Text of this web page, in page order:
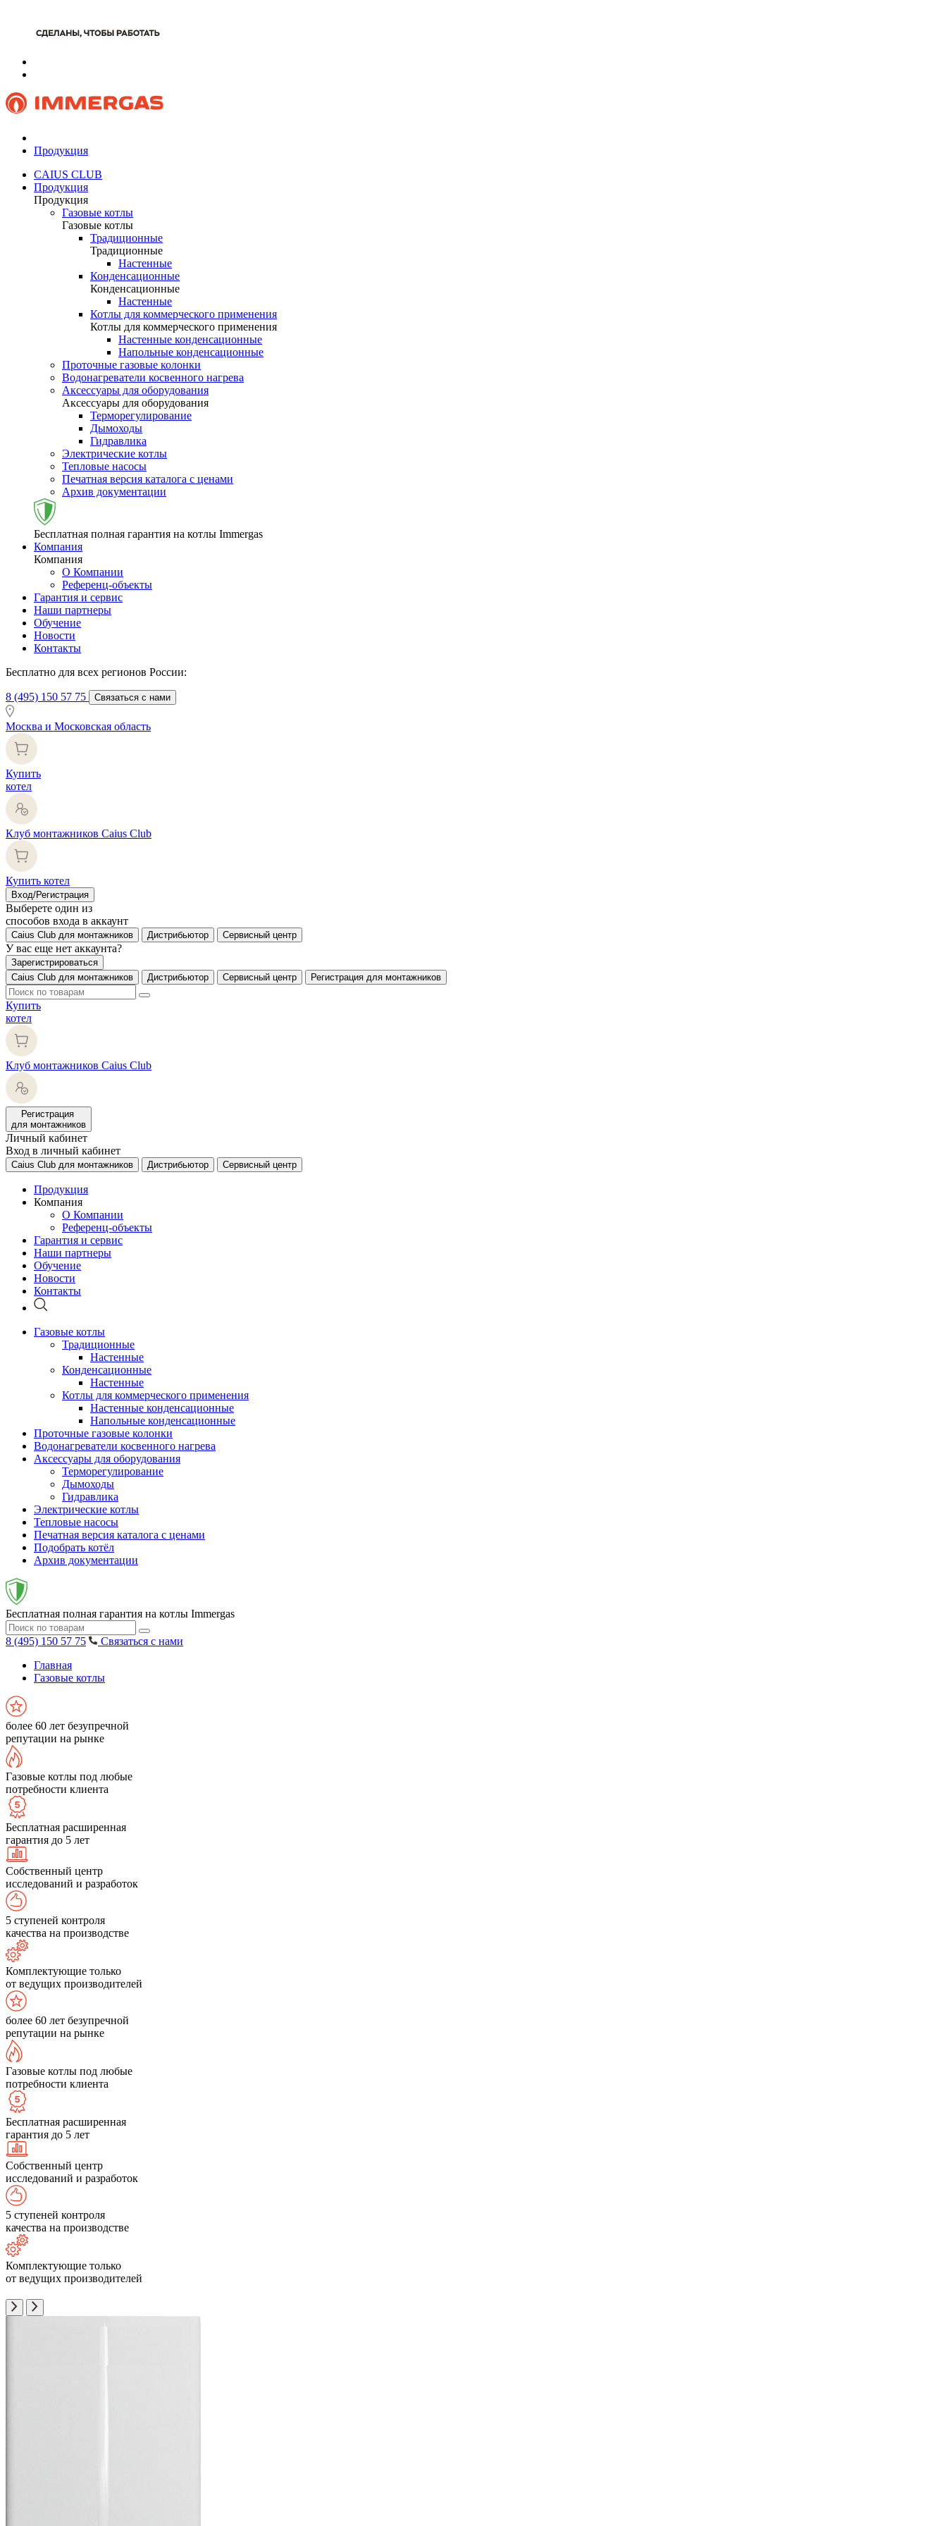
Продукция
CAIUS CLUB
Продукция
Продукция
Газовые котлы
Газовые котлы
Традиционные
Традиционные
Настенные
Конденсационные
Конденсационные
Настенные
Котлы для коммерческого применения
Котлы для коммерческого применения
Настенные конденсационные
Напольные конденсационные
Проточные газовые колонки
Водонагреватели косвенного нагрева
Аксессуары для оборудования
Аксессуары для оборудования
Терморегулирование
Дымоходы
Гидравлика
Электрические котлы
Тепловые насосы
Печатная версия каталога с ценами
Архив документации
Бесплатная полная гарантия на котлы Immergas
Компания
Компания
О Компании
Референц-объекты
Гарантия и сервис
Наши партнеры
Обучение
Новости
Контакты
Бесплатно для всех регионов России:
8 (495) 150 57 75 Связаться с нами
Москва и Московская область
Купить
котел
Клуб монтажников Caius Club
Купить котел
Вход/Регистрация
Выберете один из
способов входа в аккаунт
Caius Club для монтажников Дистрибьютор Сервисный центр
У вас еще нет аккаунта?
Зарегистрироваться
Caius Club для монтажников
Дистрибьютор Сервисный центр Регистрация для монтажников
Купить
котел
Клуб монтажников Caius Club
Регистрация
для монтажников
Личный кабинет
Вход в личный кабинет
Caius Club для монтажников Дистрибьютор Сервисный центр
Продукция
Компания
О Компании
Референц-объекты
Гарантия и сервис
Наши партнеры
Обучение
Новости
Контакты
Газовые котлы
Традиционные
Настенные
Конденсационные
Настенные
Котлы для коммерческого применения
Настенные конденсационные
Напольные конденсационные
Проточные газовые колонки
Водонагреватели косвенного нагрева
Аксессуары для оборудования
Терморегулирование
Дымоходы
Гидравлика
Электрические котлы
Тепловые насосы
Печатная версия каталога с ценами
Подобрать котёл
Архив документации
Бесплатная полная гарантия на котлы Immergas
8 (495) 150 57 75
Связаться с нами
Главная
Газовые котлы
более 60 лет безупречной
репутации на рынке
Газовые котлы под любые
потребности клиента
Бесплатная расширенная
гарантия до 5 лет
Собственный центр
исследований и разработок
5 ступеней контроля
качества на производстве
Комплектующие только
от ведущих производителей
более 60 лет безупречной
репутации на рынке
Газовые котлы под любые
потребности клиента
Бесплатная расширенная
гарантия до 5 лет
Собственный центр
исследований и разработок
5 ступеней контроля
качества на производстве
Комплектующие только
от ведущих производителей